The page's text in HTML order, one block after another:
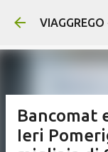
VIAGGREGO
Bancomat
Ieri